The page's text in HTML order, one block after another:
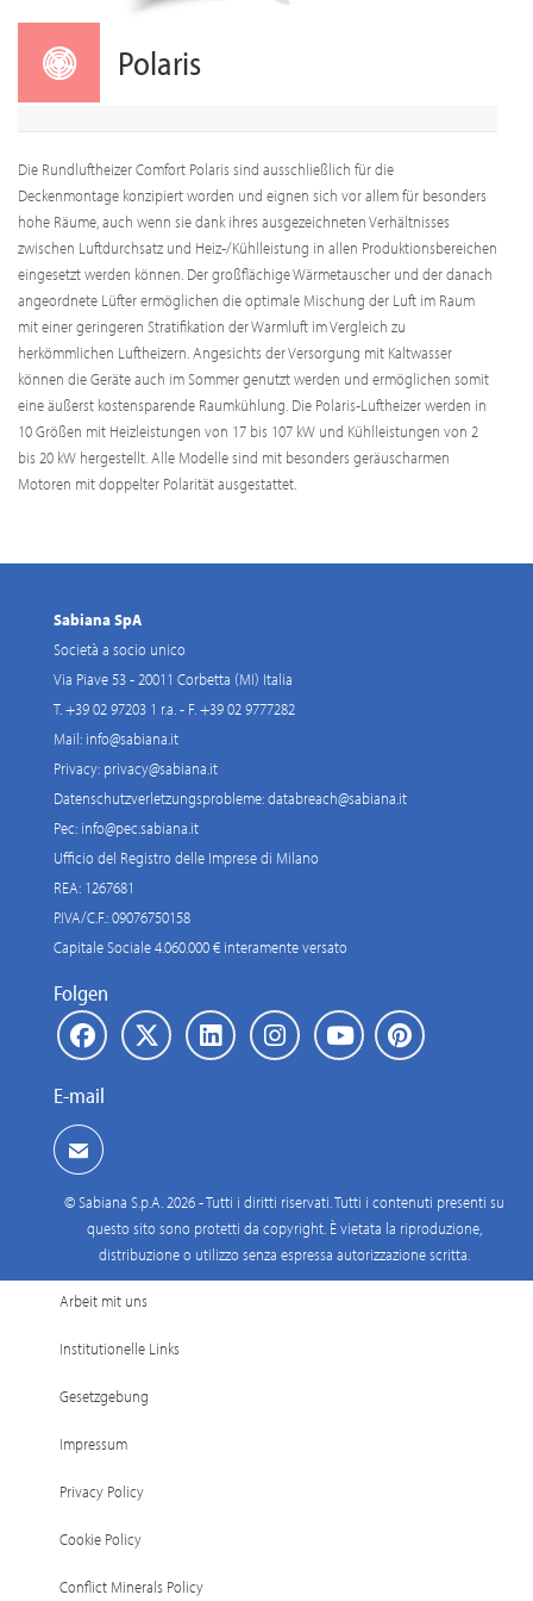
Polaris
Die Rundluftheizer Comfort Polaris sind ausschließlich für die
Deckenmontage konzipiert worden und eignen sich vor allem für besonders
hohe Räume, auch wenn sie dank ihres ausgezeichneten Verhältnisses
zwischen Luftdurchsatz und Heiz-/Kühlleistung in allen Produktionsbereichen
eingesetzt werden können. Der großflächige Wärmetauscher und der danach
angeordnete Lüfter ermöglichen die optimale Mischung der Luft im Raum
mit einer geringeren Stratifikation der Warmluft im Vergleich zu
herkömmlichen Luftheizern. Angesichts der Versorgung mit Kaltwasser
können die Geräte auch im Sommer genutzt werden und ermöglichen somit
eine äußerst kostensparende Raumkühlung. Die Polaris-Luftheizer werden in
10 Größen mit Heizleistungen von 17 bis 107 kW und Kühlleistungen von 2
bis 20 kW hergestellt. Alle Modelle sind mit besonders geräuscharmen
Motoren mit doppelter Polarität ausgestattet.
Sabiana SpA
Società a socio unico
Via Piave 53 - 20011 Corbetta (MI) Italia
T. +39 02 97203 1 r.a. - F. +39 02 9777282
Mail: info@sabiana.it
Privacy: privacy@sabiana.it
Datenschutzverletzungsprobleme:databreach@sabiana.it
Pec: info@pec.sabiana.it
Ufficio del Registro delle Imprese di Milano
REA: 1267681
P.IVA/C.F.: 09076750158
Capitale Sociale 4.060.000 € interamente versato
Folgen
E-mail
© Sabiana S.p.A. 2026 - Tutti i diritti riservati. Tutti i contenuti presenti su
questo sito sono protetti da copyright. È vietata la riproduzione,
distribuzione o utilizzo senza espressa autorizzazione scritta.
Arbeit mit uns
Institutionelle Links
Gesetzgebung
Impressum
Privacy Policy
Cookie Policy
Conflict Minerals Policy